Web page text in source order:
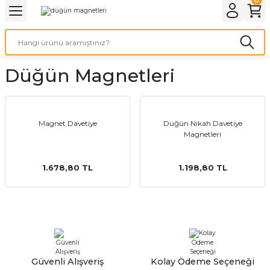
Geri Dön
Geri Dön
Geri Dön
Geri Dön
Ürünleri
Geri Dön
Geri Dön
Geri Dön
Düğün Magnetleri
Magnet Davetiye
1.678,80 TL
Düğün Nikah Davetiye
Magnetleri
1.198,80 TL
Güvenli Alışveriş Kolay Ödeme Seçeneği